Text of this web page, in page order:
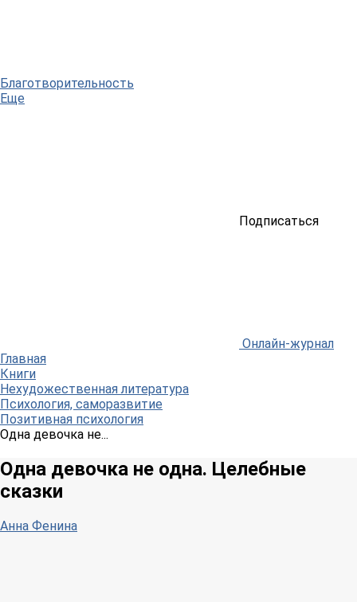
Благотворительность
Еще
Подписаться
Онлайн-журнал
Главная
Книги
Нехудожественная литература
Психология, саморазвитие
Позитивная психология
Одна девочка не...
Одна девочка не одна. Целебные
сказки
Анна Фенина